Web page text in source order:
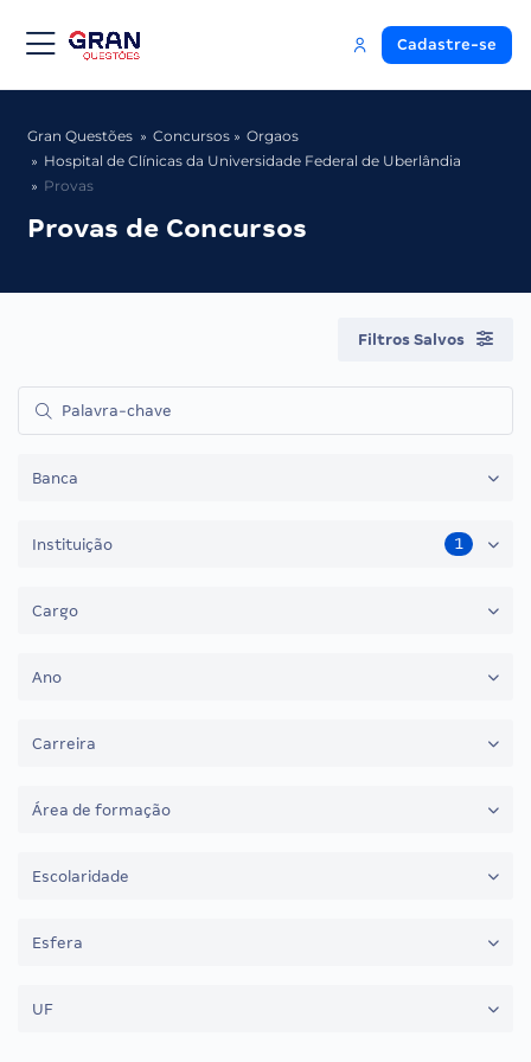
Cadastre-se
Gran Questões Concursos
Orgaos
Hospital de Clínicas da Universidade Federal de Uberlândia
Provas
Provas de Concursos
Filtros Salvos
Banca
Instituição 1
Cargo
Ano
Carreira
Área de formação
Escolaridade
Esfera
UF